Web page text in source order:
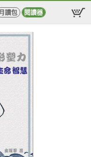
讀包 閱讀器